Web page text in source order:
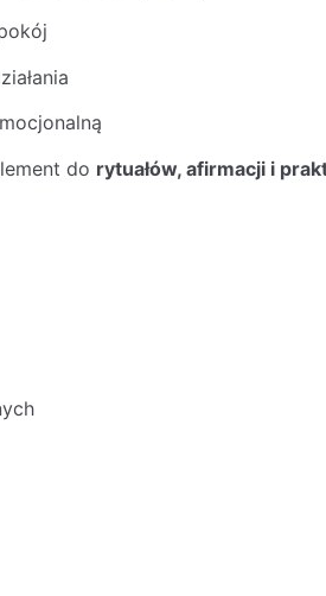
do rytuałów, afirmacji i